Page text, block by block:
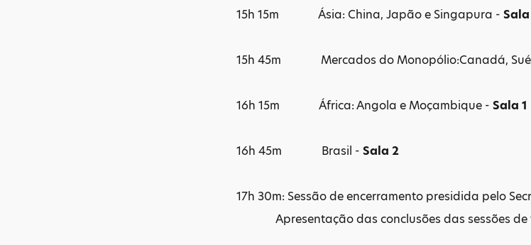
15h 15m Ásia: China, Japão e Singapura -Sala
15h 45m Mercados do Monopólio:Canadá,
16h 15m África: Angola e Moçambique -Sala 1
16h 45m Brasil -Sala 2
17h 30m: Sessão de encerramento presidida pelo
Apresentação das conclusões das sessões de